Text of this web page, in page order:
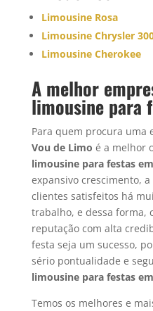
Limousine Rosa
Limousine Chrysler
Limousine Cherokee
A melhor
limousine para
Para quem procura uma
Vou de Limo é a melhor
limousine para festas
expansivo crescimento,
clientes satisfeitos há
trabalho, e dessa forma,
reputação com alta
festa seja um sucesso,
sério pontualidade e
limousine para festas em
Temos os melhores e